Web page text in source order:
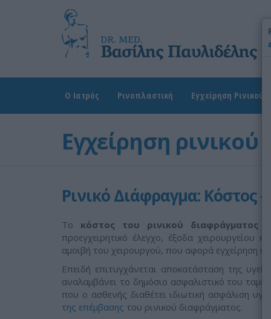
Ο Ιατρός Ρινοπλαστική Εγχείρηση Ρινικού
Εγχείρηση ρινικού
Ρινικό Διάφραγμα: Κόστος
Το κόστος του ρινικού διαφράγματος
προεγχειρητικό έλεγχο, έξοδα χειρουργείου
αμοιβή του χειρουργού, που αφορά εγχείρηση
Επειδή επιτυγχάνεται αποκατάσταση της
αναλαμβάνει το δημόσιο ασφαλιστικό του
που ο ασθενής διαθέτει ιδιωτική ασφάλιση
της επέμβασης του ρινικού διαφράγματος.